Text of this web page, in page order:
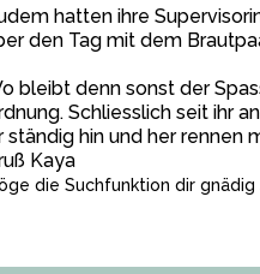
hatten ihre
den Tag mit dem
bleibt denn sonst der
Schliesslich seit ihr
ständig hin und her rennen
Kaya
die Suchfunktion dir gnädig